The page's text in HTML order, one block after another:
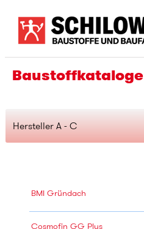
SHOP
Baustoffkataloge
A - C
BMI Gründach
Cosmofin GG Plus